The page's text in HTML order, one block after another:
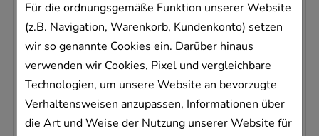
Für die ordnungsgemäße Funktion unserer Website
(z.B. Navigation, Warenkorb, Kundenkonto) setzen
wir so genannte Cookies ein. Darüber hinaus
verwenden wir Cookies, Pixel und vergleichbare
Technologien, um unsere Website an bevorzugte
Verhaltensweisen anzupassen, Informationen über
die Art und Weise der Nutzung unserer Website für
MAGNESIUM VERLA N Dragees
-36,5%